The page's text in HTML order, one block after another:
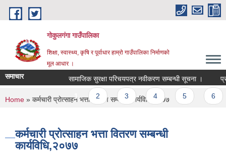
Skip to main content
गोकुलगंगा गाउँपालिका
शिक्षा, स्वास्थ्य, कृषि र पूर्वाधार हाम्रो गाउँपालिका निर्माणको
मूल आधार ।
समाचार सामाजिक सुरक्षा परिचयपत्र नवीकरण सम्बन्धी सूचना ।
Pages
1
You are here
Home » कर्मचारी प्रोत्साहन भत्ता वितरण सम्बन्धी कार्यविधि,२०७७
कर्मचारी प्रोत्साहन भत्ता वितरण सम्बन्धी
कार्यविधि,२०७७